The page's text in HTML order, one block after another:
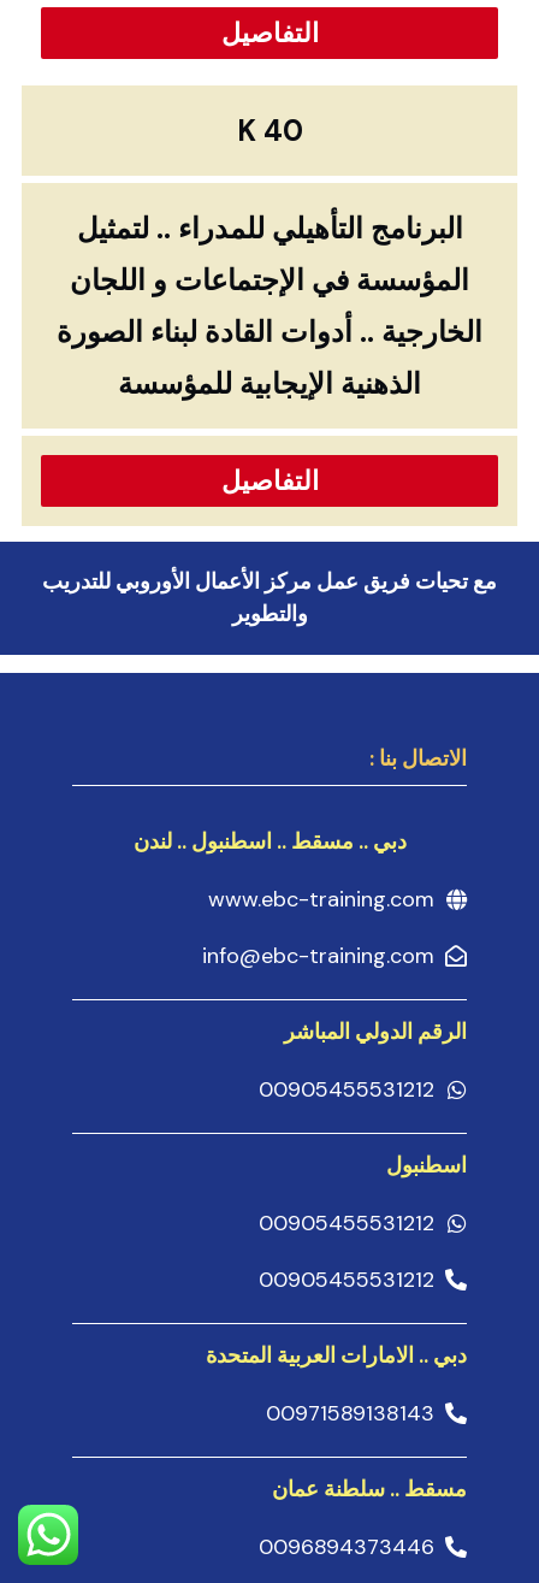
التفاصيل
K 40
البرنامج التأهيلي للمدراء .. لتمثيل
المؤسسة في الإجتماعات و اللجان
الخارجية .. أدوات القادة لبناء الصورة
الذهنية الإيجابية للمؤسسة
التفاصيل
مع تحيات فريق عمل مركز الأعمال الأوروبي للتدريب
والتطوير
الاتصال بنا :
دبي .. مسقط .. اسطنبول .. لندن
www.ebc-training.com
info@ebc-training.com
الرقم الدولي المباشر
00905455531212
اسطنبول
00905455531212
00905455531212
دبي .. الامارات العربية المتحدة
00971589138143
مسقط .. سلطنة عمان
0096894373446